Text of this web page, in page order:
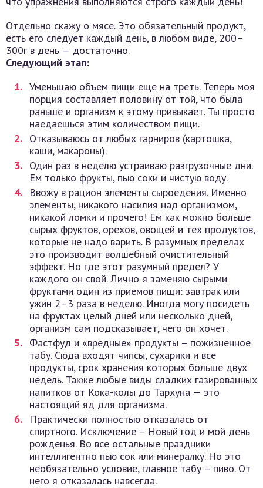
Отдельно скажу о мясе. Это обязательный продукт,
есть его следует каждый день, в любом виде, 200–
300г в день — достаточно.
Следующий этап:
Уменьшаю объем пищи еще на треть. Теперь моя
порция составляет половину от той, что была
раньше и организм к этому привыкает. Ты просто
наедаешься этим количеством пищи.
Отказываюсь от любых гарниров (картошка,
каши, макароны).
Один раз в неделю устраиваю разгрузочные дни.
Ем только фрукты, пью соки и чистую воду.
Ввожу в рацион элементы сыроедения. Именно
элементы, никакого насилия над организмом,
никакой ломки и прочего! Ем как можно больше
сырых фруктов, орехов, овощей и тех продуктов,
которые не надо варить. В разумных пределах
это производит волшебный очистительный
эффект. Но где этот разумный предел? У
каждого он свой. Лично я заменяю сырыми
фруктами один из приемов пищи: завтрак или
ужин 2–3 раза в неделю. Иногда могу посидеть
на фруктах целый дней или несколько дней,
организм сам подсказывает, чего он хочет.
Фастфуд и «вредные» продукты – пожизненное
табу. Сюда входят чипсы, сухарики и все
продукты, срок хранения которых больше двух
недель. Также любые виды сладких газированных
напитков от Кока-колы до Тархуна — это
настоящий яд для организма.
Практически полностью отказалась от
спиртного. Исключение – Новый год и мой день
рожденья. Во все остальные праздники
интеллигентно пью сок или минералку. Но это
необязательно условие, главное табу – пиво. От
него я отказалась навсегда.